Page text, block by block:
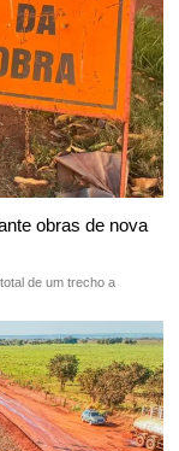
obras de nova
de um trecho a